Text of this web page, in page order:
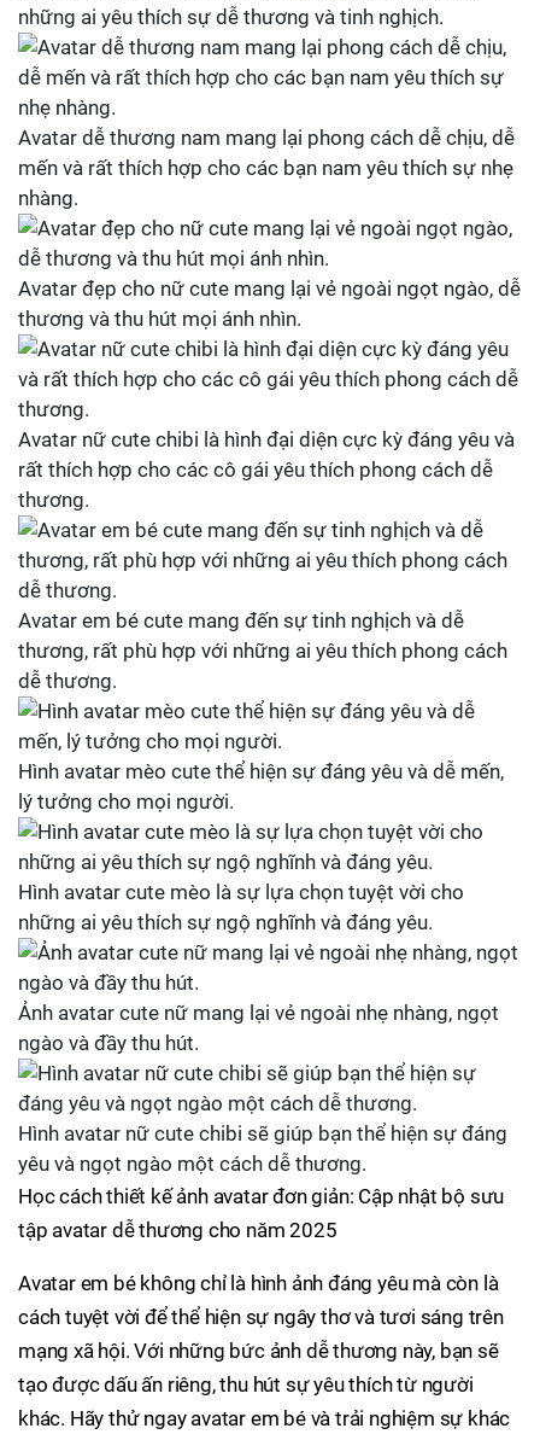
những ai yêu thích sự dễ thương và tinh nghịch.
Avatar dễ thương nam mang lại phong cách dễ chịu, dễ
mến và rất thích hợp cho các bạn nam yêu thích sự nhẹ
nhàng.
Avatar đẹp cho nữ cute mang lại vẻ ngoài ngọt ngào, dễ
thương và thu hút mọi ánh nhìn.
Avatar nữ cute chibi là hình đại diện cực kỳ đáng yêu và
rất thích hợp cho các cô gái yêu thích phong cách dễ
thương.
Avatar em bé cute mang đến sự tinh nghịch và dễ
thương, rất phù hợp với những ai yêu thích phong cách
dễ thương.
Hình avatar mèo cute thể hiện sự đáng yêu và dễ mến,
lý tưởng cho mọi người.
Hình avatar cute mèo là sự lựa chọn tuyệt vời cho
những ai yêu thích sự ngộ nghĩnh và đáng yêu.
Ảnh avatar cute nữ mang lại vẻ ngoài nhẹ nhàng, ngọt
ngào và đầy thu hút.
Hình avatar nữ cute chibi sẽ giúp bạn thể hiện sự đáng
yêu và ngọt ngào một cách dễ thương.
Học cách thiết kế ảnh avatar đơn giản: Cập nhật bộ sưu
tập avatar dễ thương cho năm 2025
Avatar em bé không chỉ là hình ảnh đáng yêu mà còn là
cách tuyệt vời để thể hiện sự ngây thơ và tươi sáng trên
mạng xã hội. Với những bức ảnh dễ thương này, bạn sẽ
tạo được dấu ấn riêng, thu hút sự yêu thích từ người
khác. Hãy thử ngay avatar em bé và trải nghiệm sự khác